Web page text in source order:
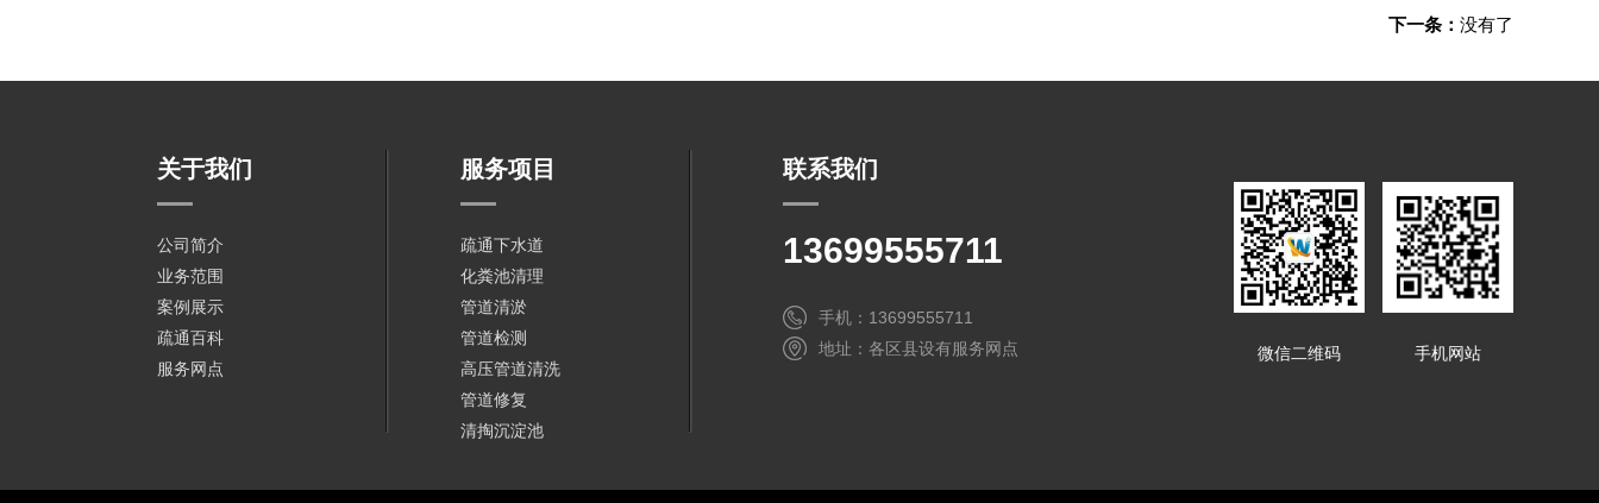
下一条： 没有了
关于我们
公司简介
业务范围
案例展示
疏通百科
服务网点
服务项目
疏通下水道
化粪池清理
管道清淤
管道检测
高压管道清洗
管道修复
清掏沉淀池
联系我们
13699555711
手机：13699555711
地址：各区县设有服务网点
微信二维码 手机网站